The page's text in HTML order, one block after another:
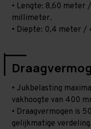
• Lengte: 8,60
millimeter.
• Diepte: 0,4 meter
• Jukbelasting
vakhoogte van 400
• Draagvermogen is
gelijkmatige verdeling.